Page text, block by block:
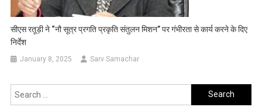
सीएस रतूड़ी ने “नौ सूत्र प्रगति प्रकृति संतुलन मिशन” पर गंभीरता से कार्य करने के दिए
निर्देश
January 8, 2025 Sarv Samachar
Search
for: